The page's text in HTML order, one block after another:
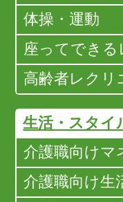
体操・運動
座ってできる
高齢者レク
生活・スタイ
介護職向けマ
介護職向け生